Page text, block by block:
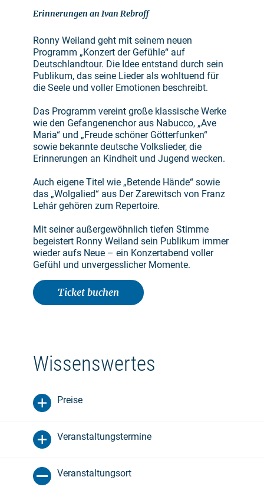
Erinnerungen an Ivan Rebroff
Ronny Weiland geht mit seinem neuen
Programm „Konzert der Gefühle“ auf
Deutschlandtour. Die Idee entstand durch sein
Publikum, das seine Lieder als wohltuend für
die Seele und voller Emotionen beschreibt.
Das Programm vereint große klassische Werke
wie den Gefangenenchor aus Nabucco, „Ave
Maria“ und „Freude schöner Götterfunken“
sowie bekannte deutsche Volkslieder, die
Erinnerungen an Kindheit und Jugend wecken.
Auch eigene Titel wie „Betende Hände“ sowie
das „Wolgalied“ aus Der Zarewitsch von Franz
Lehár gehören zum Repertoire.
Mit seiner außergewöhnlich tiefen Stimme
begeistert Ronny Weiland sein Publikum immer
wieder aufs Neue – ein Konzertabend voller
Gefühl und unvergesslicher Momente.
Ticket buchen
Wissenswertes
Preise
Veranstaltungstermine
Veranstaltungsort